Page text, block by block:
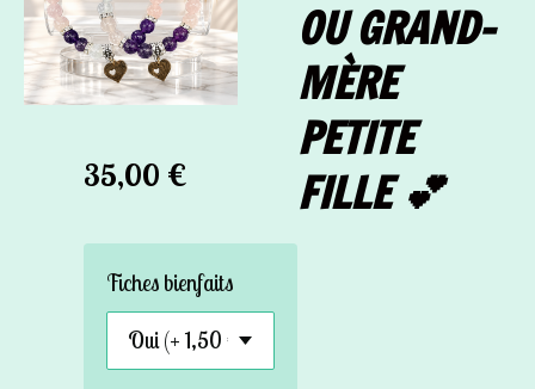
OU GRAND-
MÈRE
PETITE
FILLE 💕
35,00 €
Fiches bienfaits